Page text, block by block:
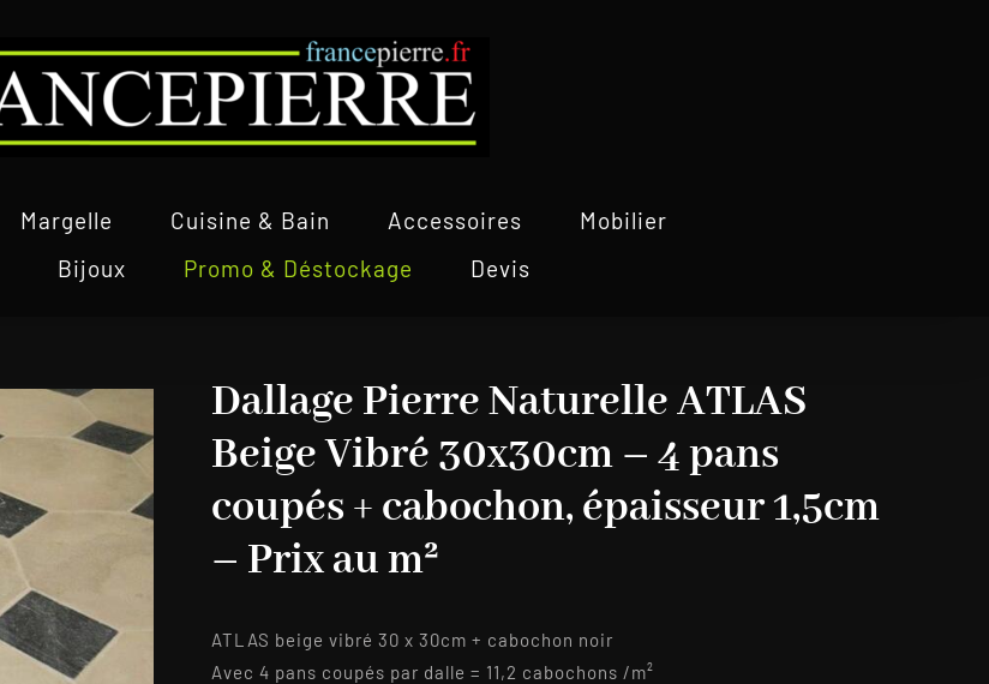
Margelle Cuisine & Bain Accessoires
Mobilier
Bijoux Promo & Déstockage Devis
Dallage Pierre Naturelle ATLAS
Beige Vibré 30x30cm – 4 pans
coupés + cabochon, épaisseur 1,5cm
– Prix au m²
ATLAS beige vibré 30 x 30cm + cabochon noir
Avec 4 pans coupés par dalle = 11,2 cabochons /m²